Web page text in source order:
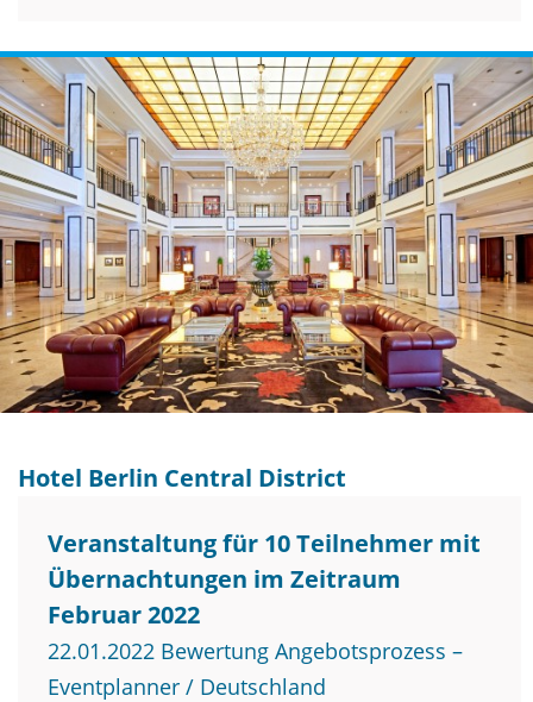
Hotel Berlin Central District
Veranstaltung für 10 Teilnehmer mit
Übernachtungen im Zeitraum
Februar 2022
22.01.2022 Bewertung Angebotsprozess –
Eventplanner / Deutschland